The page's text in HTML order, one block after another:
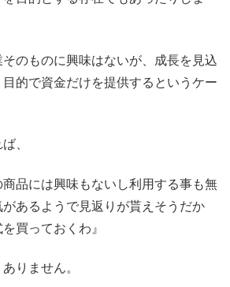
のものに興味はないが、成長を見込
的で資金だけを提供するというケー
、
商品には興味もないし利用する事も無
あるようで見返りが貰えそうだか
買っておくわ』
りません。